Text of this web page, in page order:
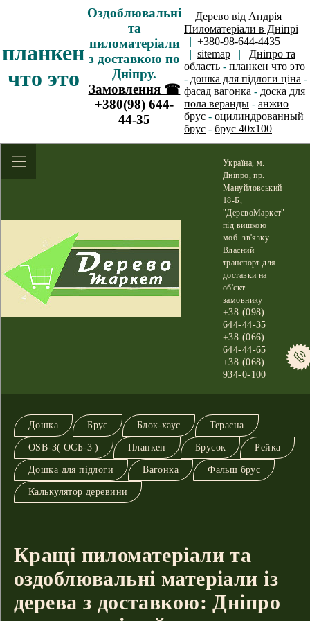
планкен
что это
Оздоблювальні
та
пиломатеріали
з доставкою по
Дніпру.
Замовлення ☎
+380(98) 644-
44-35
Дерево від Андрія
Пиломатеріали в Дніпрі
| +380-98-644-4435
| sitemap | Дніпро та
область - планкен что это
- дошка для підлоги ціна -
фасад вагонка - доска для
пола веранды - анжио
брус - оцилиндрованный
брус - брус 40х100